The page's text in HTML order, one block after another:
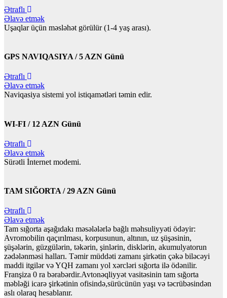
Ətraflı
Əlavə etmək
Uşaqlar üçün məsləhət görülür (1-4 yaş arası).
GPS NAVIQASIYA / 5 AZN Günü
Ətraflı
Əlavə etmək
Naviqasiya sistemi yol istiqamətləri təmin edir.
WI-FI / 12 AZN Günü
Ətraflı
Əlavə etmək
Sürətli İnternet modemi.
TAM SIĞORTA / 29 AZN Günü
Ətraflı
Əlavə etmək
Tam sığorta aşağıdakı məsələlərlə bağlı məhsuliyyəti ödəyir:
Avromobilin qaçırılması, korpusunun, altının, uz şüşəsinin,
şüşələrin, güzgülərin, təkərin, şinlərin, disklərin, akumulyatorun
zədələnməsi halları. Təmir müddəti zamanı şirkətin çəkə biləcəyi
maddi itgilər və YQH zamanı yol xərcləri sığorta ilə ödənilir.
Franşiza 0 ra bərabərdir.Avtonəqliyyət vasitəsinin tam sığorta
məbləği icarə şirkətinin ofisində,sürücünün yaşı və təcrübəsindən
aslı olaraq hesablanır.